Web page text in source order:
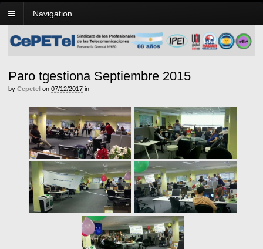
Navigation
Paro tgestiona Septiembre 2015
by Cepetel on 07/12/2017 in